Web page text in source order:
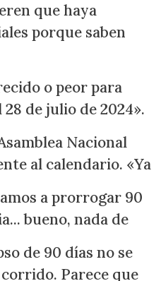
que haya
porque saben
o peor para
de julio de 2024».
Nacional
al calendario. «Ya
a prorrogar 90
bueno, nada de
de 90 días no se
Parece que